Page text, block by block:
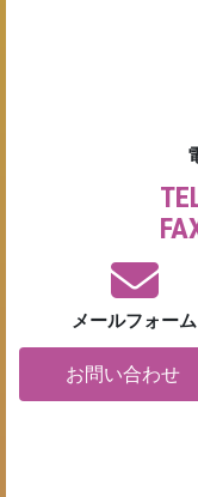
メールフォーム
お問い合わせ